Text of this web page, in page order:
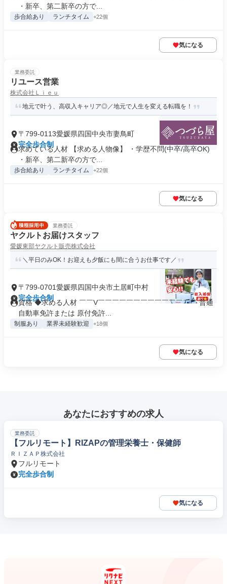
・新卒、第二新卒の方で...
歩合給あり ランチタイム +22個
気になる
業務委託
リユース営業
株式会社Ｌｉｅｕ
地元で叶う、高収入キャリア◎／地元で人生を変える転職を！
〒799-0113愛媛県四国中央市妻鳥町
完全歩合制
求めている人材 【求める人物像】 ・学歴不問(中卒/高卒OK)
・新卒、第二新卒の方で...
歩合給あり ランチタイム +22個
気になる
業務委託
ヤクルトお届けスタッフ
愛媛東部ヤクルト販売株式会社
＼平日のみOK！お迎えも夕飯にも間に合うお仕事です／
〒799-0701愛媛県四国中央市土居町中村
完全歩合制
資格 ◆求める人材 ￣￣V￣￣￣￣￣￣￣￣￣￣￣￣￣￣ 普通
自動車免許または 原付免許...
制服あり 業界未経験歓迎 +18個
気になる
あなたにおすすめの求人
業務委託
【フルリモート】RIZAPの管理栄養士・保健師
ＲＩＺＡＰ株式会社
フルリモート
完全歩合制
気になる